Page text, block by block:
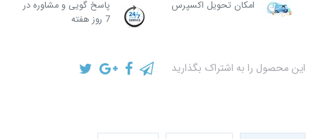
امکان تحویل اکسپرس
پاسخ گویی و مشاوره در
7 روز هفته
این محصول را به اشتراک بگذارید